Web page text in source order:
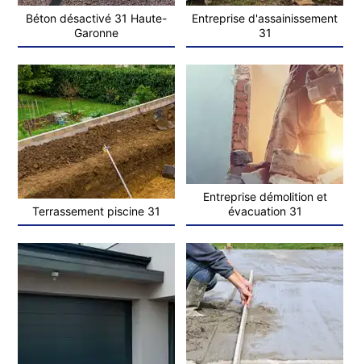
Béton désactivé 31 Haute-
Garonne
Entreprise d'assainissement
31
Terrassement piscine 31
Entreprise démolition et
évacuation 31